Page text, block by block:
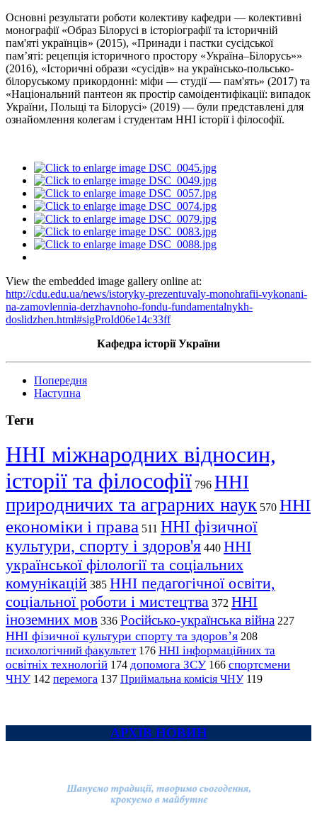
Основні результати роботи колективу кафедри — колективні
монографії «Образ Білорусі в історіографії та історичній
пам'яті українців» (2015), «Принади і пастки сусідської
пам’яті: рецепція історичного простору «Україна–Білорусь»»
(2016), «Історичні образи «сусідів» на українсько-польсько-
білоруському прикордонні: міфи — студії — пам'ять» (2017) та
«Національний пантеон як простір самоідентифікації: випадок
України, Польщі та Білорусі» (2019) — були представлені для
ознайомлення колегам і студентам ННІ історії і філософії.
View the embedded image gallery online at:
http://cdu.edu.ua/news/istoryky-prezentuvaly-monohrafii-vykonani-
na-zamovlennia-derzhavnoho-fondu-fundamentalnykh-
doslidzhen.html#sigProId06e14c33ff
Кафедра історії України
Попередня
Наступна
Теги
ННІ міжнародних відносин,
історії та філософії 796 ННІ
природничих та аграрних наук 570 ННІ
економіки і права 511 ННІ фізичної
культури, спорту і здоров'я 440 ННІ
української філології та соціальних
комунікацій 385 ННІ педагогічної освіти,
соціальної роботи і мистецтва 372 ННІ
іноземних мов 336 Російсько-українська війна 227
ННІ фізичної культури спорту та здоров’я 208
психологічний факультет 176 ННІ інформаційних та
освітніх технологій 174 допомога ЗСУ 166 спортсмени
ЧНУ 142 перемога 137 Приймальна комісія ЧНУ 119
АРХІВ НОВИН